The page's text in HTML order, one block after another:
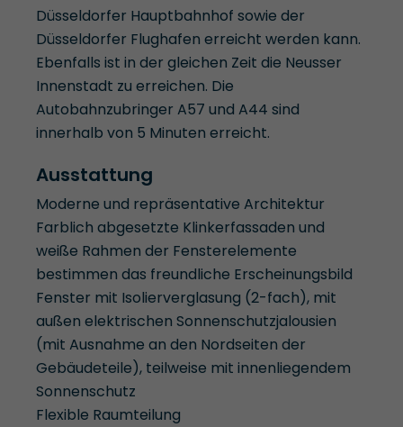
Düsseldorfer Hauptbahnhof sowie der
Düsseldorfer Flughafen erreicht werden kann.
Ebenfalls ist in der gleichen Zeit die Neusser
Innenstadt zu erreichen. Die
Autobahnzubringer A57 und A44 sind
innerhalb von 5 Minuten erreicht.
Ausstattung
Moderne und repräsentative Architektur
Farblich abgesetzte Klinkerfassaden und
weiße Rahmen der Fensterelemente
bestimmen das freundliche Erscheinungsbild
Fenster mit Isolierverglasung (2-fach), mit
außen elektrischen Sonnenschutzjalousien
(mit Ausnahme an den Nordseiten der
Gebäudeteile), teilweise mit innenliegendem
Sonnenschutz
Flexible Raumteilung